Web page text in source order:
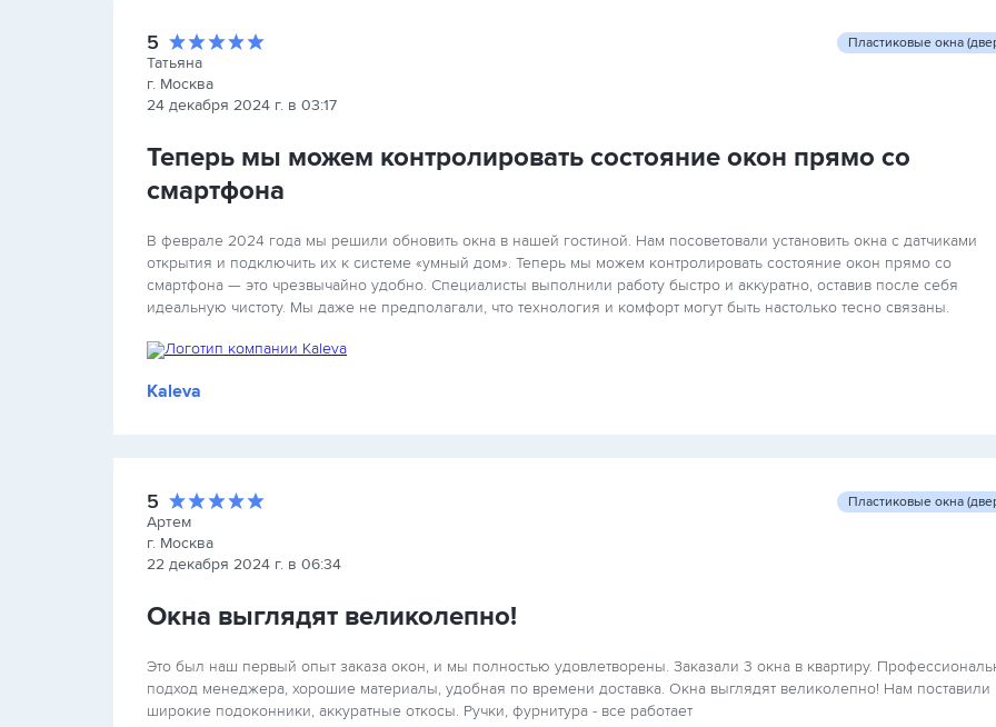
5
Татьяна
г. Москва
24 декабря 2024 г. в 03:17
Пластиковые окна
Теперь мы можем контролировать состояние окон прямо со
смартфона
В феврале 2024 года мы решили обновить окна в нашей гостиной. Нам посоветовали установить окна с датчиками
открытия и подключить их к системе «умный дом». Теперь мы можем контролировать состояние окон прямо со
смартфона — это чрезвычайно удобно. Специалисты выполнили работу быстро и аккуратно, оставив после себя
идеальную чистоту. Мы даже не предполагали, что технология и комфорт могут быть настолько тесно связаны.
Kaleva
5
Артем
г. Москва
22 декабря 2024 г. в 06:34
Пластиковые окна
Окна выглядят великолепно!
Это был наш первый опыт заказа окон, и мы полностью удовлетворены. Заказали 3 окна в квартиру.
подход менеджера, хорошие материалы, удобная по времени доставка. Окна выглядят великолепно! Нам поставили
широкие подоконники, аккуратные откосы. Ручки, фурнитура - все работает